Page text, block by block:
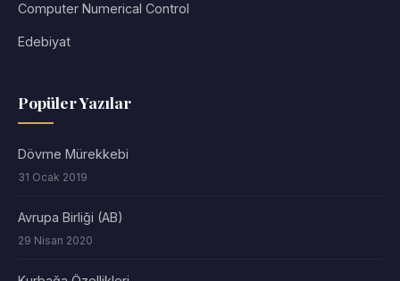
Computer Numerical Control
Edebiyat
Popüler Yazılar
Dövme Mürekkebi
31 Ocak 2019
Avrupa Birliği (AB)
29 Nisan 2020